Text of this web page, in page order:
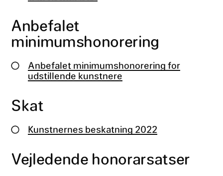
Anbefalet
minimumshonorering
Anbefalet minimumshonorering for
udstillende kunstnere
Skat
Kunstnernes beskatning 2022
Vejledende honorarsatser